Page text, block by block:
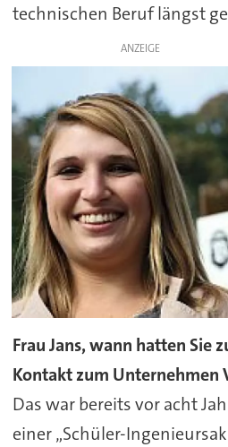
technischen Beruf längst
ANZEIGE
Frau Jans, wann hatten Sie
Kontakt zum Unternehmen
Das war bereits vor acht
einer „Schüler-